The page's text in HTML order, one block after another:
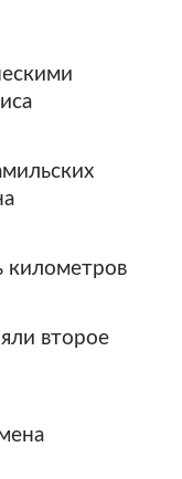
структуры
и СМИ
обитания
километров
второе